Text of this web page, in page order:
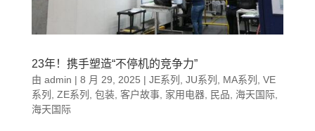
23年！携手塑造“不停机的竞争力”
由 admin | 8 月 29, 2025 | JE系列 JU系列 MA系列
VE
系列
ZE系列 包装, 客户故事, 家用电器, 民品 海天国际,
海天国际